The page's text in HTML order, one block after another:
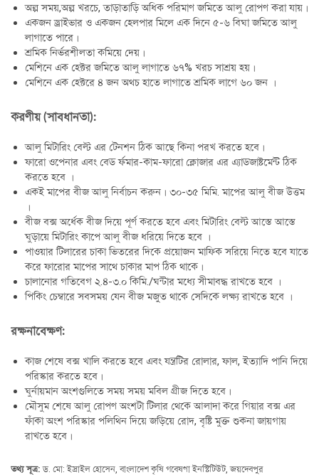
অল্প সময়,অল্প খরচে, তাড়াতাড়ি অধিক পরিমাণ জমিতে আলু রোপণ করা যায়।
একজন ড্রাইভার ও একজন হেলপার মিলে এক দিনে ৫-৬ বিঘা জমিতে আলু
লাগাতে পারে।
শ্রমিক নির্ভরশীলতা কমিয়ে দেয়।
মেশিনে এক হেক্টর জমিতে আলু লাগাতে ৬৭% খরচ সাশ্রয় হয়।
মেশিনে এক হেক্টরে ৪ জন অথচ হাতে লাগাতে শ্রমিক লাগে ৬০ জন ।
করণীয় (সাবধানতা):
আলু মিটারিং বেল্ট এর টেনশন ঠিক আছে কিনা পরখ করতে হবে।
ফারো ওপেনার এবং বেড র্ফমার-কাম-ফারো ক্লোজার এর এ্যাডজাষ্টমেন্ট ঠিক
করতে হবে ।
একই মাপের বীজ আলু নির্বাচন করুন। ৩০-৩৫ মিমি. মাপের আলু বীজ উত্তম
।
বীজ বক্স অর্ধেক বীজ দিয়ে পূর্ণ করতে হবে এবং মিটারিং বেল্ট আস্তে আস্তে
ঘুড়ায়ে মিটারিং কাপে আলু বীজ ধরিয়ে দিতে হবে ।
পাওয়ার টিলারের চাকা ভিতরের দিকে প্রয়োজন মাফিক সরিয়ে নিতে হবে যাতে
করে ফারোর মাপের সাথে চাকার মাপ ঠিক থাকে।
চালানোর গতিবেগ ২.৪-৩.০ কিমি./ঘন্টার মধ্যে সীমাবদ্ধ রাখতে হবে ।
পিকিং চেম্বারে সবসময় যেন বীজ মজুত থাকে সেদিকে লক্ষ্য রাখতে হবে ।
রক্ষনাবেক্ষণ:
কাজ শেষে বক্স খালি করতে হবে এবং যন্ত্রটির রোলার, ফাল, ইত্যাদি পানি দিয়ে
পরিস্কার করতে হবে।
ঘুর্নায়মান অংশগুলিতে সময় সময় মবিল গ্রীজ দিতে হবে।
মৌসুম শেষে আলু রোপণ অংশটা টিলার থেকে আলাদা করে গিয়ার বক্স এর
ফাঁকা অংশ পরিস্কার পলিথিন দিয়ে জড়িয়ে রোদ, বৃষ্টি মুক্ত শুকনা জায়গায়
রাখতে হবে।
তথ্য সূত্র: ড. মো: ইস্রাইল হোসেন, বাংলাদেশ কৃষি গবেষণা ইনস্টিটিউট, জয়দেবপুর